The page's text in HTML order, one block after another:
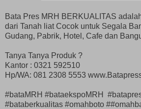
Bata Pres MRH BERKUALITAS
dari Tanah liat Cocok untuk Segala
Gudang, Pabrik, Hotel, Cafe dan
Tanya Tanya Produk ?
Kantor : 0321 592510
Hp/WA: 081 2308 5553
#bataMRH #bataekspoMRH
#bataberkualitas #omahboto